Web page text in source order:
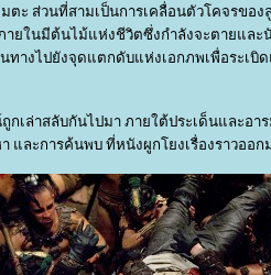
ตะ ส่วนที่สามเป็นการเคลื่อนตัวโคจรขอ
ายในมีต้นไม้แห่งชีวิตซึ่งกำลังจะตายแล
ทางไปยังจุดแตกดับแห่งเอกภพเพื่อระเ
ถูกเล่าสลับกันไปมา ภายใต้ประเด็นและอ
และการค้นพบ ที่หนังผูกโยงเรื่องราวออ